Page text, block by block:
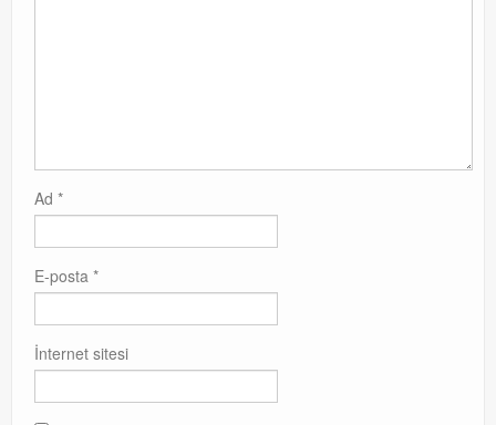
Ad *
E-posta *
İnternet sitesi